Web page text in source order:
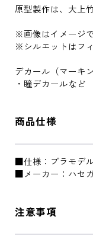
原型製作は、大上
※画像はイメージで
※シルエットはフ
デカール（マーキン
・瞳デカールなど
商品仕様
■仕様：プラモデ
■メーカー：ハセ
注意事項